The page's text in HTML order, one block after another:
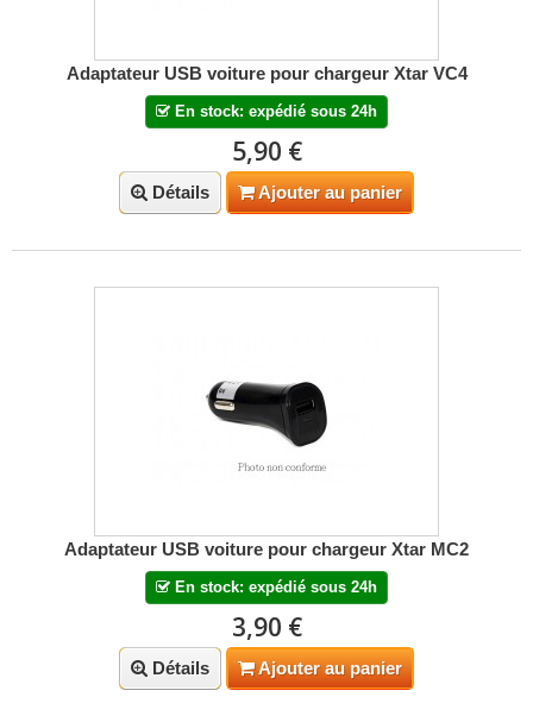
Adaptateur USB voiture pour chargeur Xtar VC4
En stock: expédié sous 24h
5,90 €
Détails Ajouter au panier
Adaptateur USB voiture pour chargeur Xtar MC2
En stock: expédié sous 24h
3,90 €
Détails Ajouter au panier